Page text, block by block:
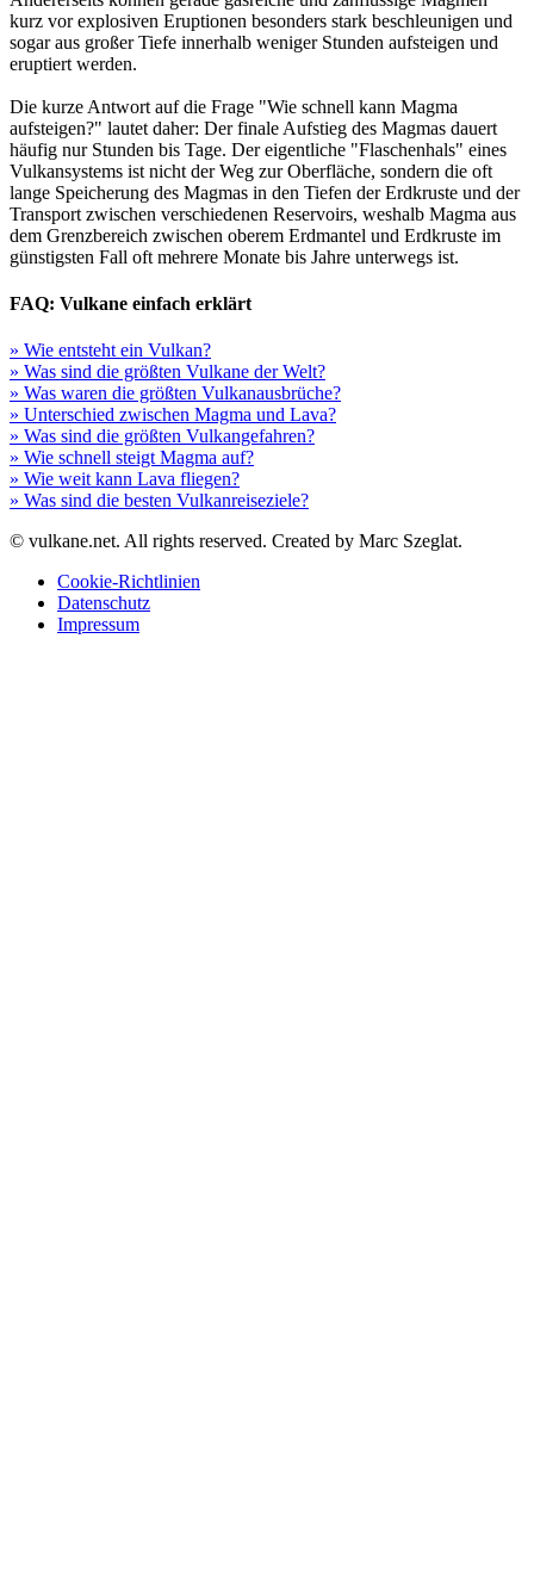
kurz vor explosiven Eruptionen besonders stark beschleunigen und
sogar aus großer Tiefe innerhalb weniger Stunden aufsteigen und
eruptiert werden.
Die kurze Antwort auf die Frage "Wie schnell kann Magma
aufsteigen?" lautet daher: Der finale Aufstieg des Magmas dauert
häufig nur Stunden bis Tage. Der eigentliche "Flaschenhals" eines
Vulkansystems ist nicht der Weg zur Oberfläche, sondern die oft
lange Speicherung des Magmas in den Tiefen der Erdkruste und der
Transport zwischen verschiedenen Reservoirs, weshalb Magma aus
dem Grenzbereich zwischen oberem Erdmantel und Erdkruste im
günstigsten Fall oft mehrere Monate bis Jahre unterwegs ist.
FAQ: Vulkane einfach erklärt
» Wie entsteht ein Vulkan?
» Was sind die größten Vulkane der Welt?
» Was waren die größten Vulkanausbrüche?
» Unterschied zwischen Magma und Lava?
» Was sind die größten Vulkangefahren?
» Wie schnell steigt Magma auf?
» Wie weit kann Lava fliegen?
» Was sind die besten Vulkanreiseziele?
© vulkane.net. All rights reserved. Created by Marc Szeglat.
Cookie-Richtlinien
Datenschutz
Impressum